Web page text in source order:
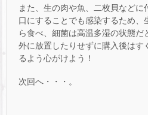
また、生の肉や魚、二枚貝など
口にすることでも感染するため、
ら食べ、細菌は高温多湿の状態だ
外に放置したりせずに購入後はす
るよう心がけよう！
次回へ・・・。